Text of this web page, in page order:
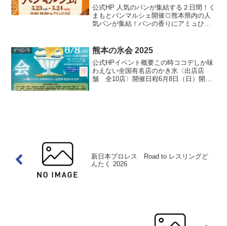
公式HP 人気のパンが集結する２日間！く
まもとパンマルシェ開催🍞熊本県内の人
気パンが集結！パンの香りにアミュひろ
日(日) 各日11:00～18:0...
イベント 熊本の氷会 2025
公式HPイベント概要この時ココデしか味
わえない全国有名店のかき氷〈出店店
舗 全10店〉開催日程6月8日（日）開催
新日本プロレス Road to レスリングど
んたく 2026